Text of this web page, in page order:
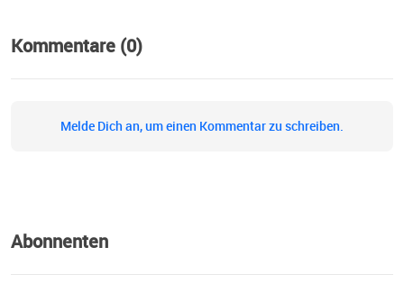
Kommentare (0)
Melde Dich an, um einen Kommentar zu schreiben.
Abonnenten